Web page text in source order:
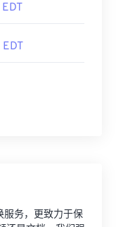
EDT
服务，更致力于保